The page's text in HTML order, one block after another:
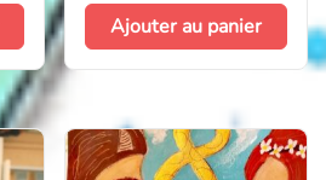
Ajouter au panier